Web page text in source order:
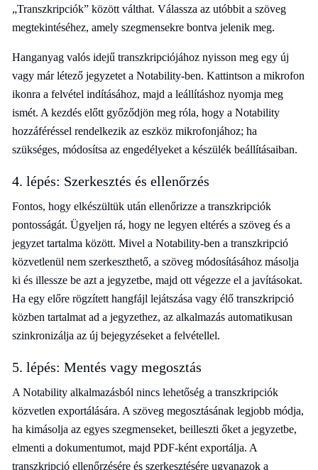
„Transzkripciók” között válthat. Válassza az utóbbit a szöveg
megtekintéséhez, amely szegmensekre bontva jelenik meg.
Hanganyag valós idejű transzkripciójához nyisson meg egy új
vagy már létező jegyzetet a Notability-ben. Kattintson a mikrofon
ikonra a felvétel indításához, majd a leállításhoz nyomja meg
ismét. A kezdés előtt győződjön meg róla, hogy a Notability
hozzáféréssel rendelkezik az eszköz mikrofonjához; ha
szükséges, módosítsa az engedélyeket a készülék beállításaiban.
4. lépés: Szerkesztés és ellenőrzés
Fontos, hogy elkészültük után ellenőrizze a transzkripciók
pontosságát. Ügyeljen rá, hogy ne legyen eltérés a szöveg és a
jegyzet tartalma között. Mivel a Notability-ben a transzkripció
közvetlenül nem szerkeszthető, a szöveg módosításához másolja
ki és illessze be azt a jegyzetbe, majd ott végezze el a javításokat.
Ha egy előre rögzített hangfájl lejátszása vagy élő transzkripció
közben tartalmat ad a jegyzethez, az alkalmazás automatikusan
szinkronizálja az új bejegyzéseket a felvétellel.
5. lépés: Mentés vagy megosztás
A Notability alkalmazásból nincs lehetőség a transzkripciók
közvetlen exportálására. A szöveg megosztásának legjobb módja,
ha kimásolja az egyes szegmenseket, beilleszti őket a jegyzetbe,
elmenti a dokumentumot, majd PDF-ként exportálja. A
transzkripció ellenőrzésére és szerkesztésére ugyanazok a